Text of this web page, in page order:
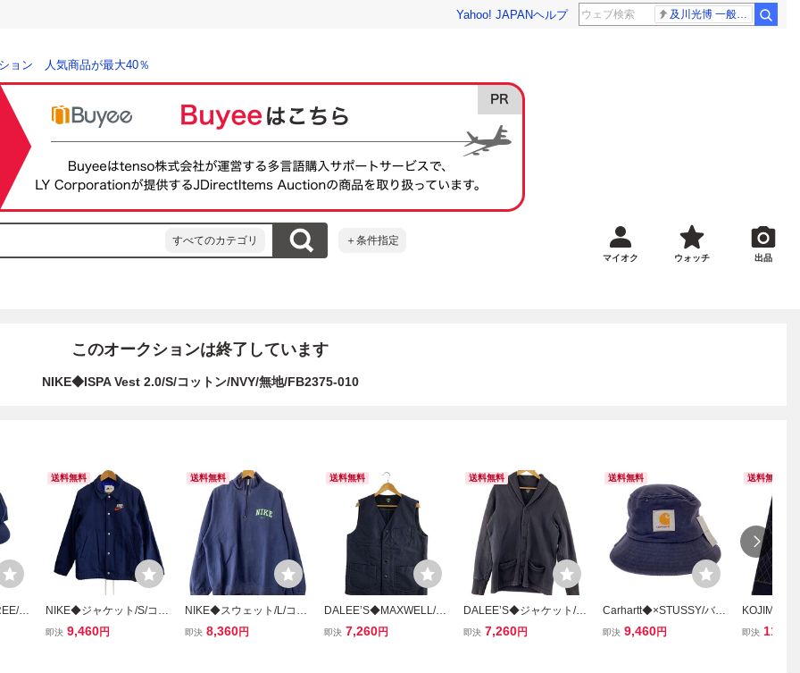
Yahoo! JAPANヘルプ 及川光博 一般女性
ョン 人気商品が最大40％
すべてのカテゴリ ＋条件指定
マイオク ウォッチ 出品
このオークションは終了しています
NIKE◆ISPA Vest 2.0/S/コットン/NVY/無地/FB2375-010
コ
送料無料
NIKE◆ジャケット/S/コッ
トン/NVY/無地/DM5276-4
即決 9,460円
送料無料
NIKE◆スウェット/L/コッ
トン/NVY/無地/00s/ハー
即決 8,360円
送料無料
DALEE’S◆MAXWELL/20
s Shop Vest/ベスト/16.5/
即決 7,260円
送料無料
DALEE’S◆ジャケット/-/
コットン/NVY/無地//
即決 7,260円
送料無料
Carhartt◆×STUSSY/バケ
ットハット/S/コットン/N
即決 9,460円
送料無料
KOJIMA
38/コット
即決